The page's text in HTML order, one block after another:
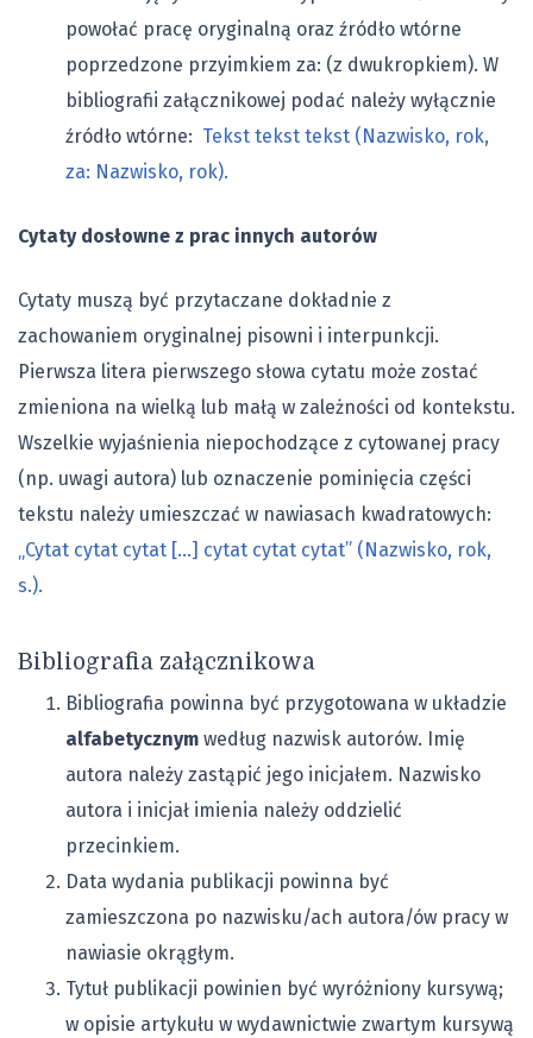
powołać pracę oryginalną oraz źródło wtórne
poprzedzone przyimkiem za: (z dwukropkiem). W
bibliografii załącznikowej podać należy wyłącznie
źródło wtórne: Tekst tekst tekst (Nazwisko, rok,
za: Nazwisko, rok).
Cytaty dosłowne z prac innych autorów
Cytaty muszą być przytaczane dokładnie z
zachowaniem oryginalnej pisowni i interpunkcji.
Pierwsza litera pierwszego słowa cytatu może zostać
zmieniona na wielką lub małą w zależności od kontekstu.
Wszelkie wyjaśnienia niepochodzące z cytowanej pracy
(np. uwagi autora) lub oznaczenie pominięcia części
tekstu należy umieszczać w nawiasach kwadratowych:
„Cytat cytat cytat […] cytat cytat cytat” (Nazwisko, rok,
s.).
Bibliografia załącznikowa
Bibliografia powinna być przygotowana w układzie
alfabetycznym według nazwisk autorów. Imię
autora należy zastąpić jego inicjałem. Nazwisko
autora i inicjał imienia należy oddzielić
przecinkiem.
Data wydania publikacji powinna być
zamieszczona po nazwisku/ach autora/ów pracy w
nawiasie okrągłym.
Tytuł publikacji powinien być wyróżniony kursywą;
w opisie artykułu w wydawnictwie zwartym kursywą